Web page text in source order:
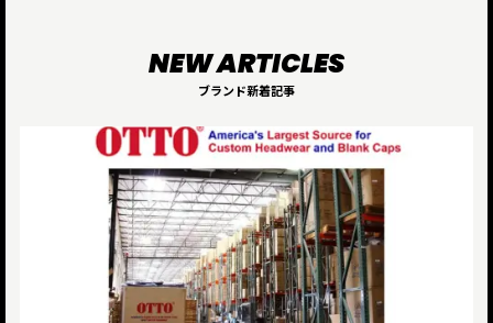
ブランド新着記事